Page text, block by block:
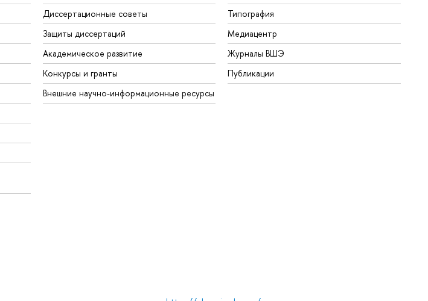
Диссертационные советы
Защиты диссертаций
Академическое развитие
Конкурсы и гранты
Внешние научно-информационные ресурсы
Типография
Медиацентр
Журналы ВШЭ
Публикации